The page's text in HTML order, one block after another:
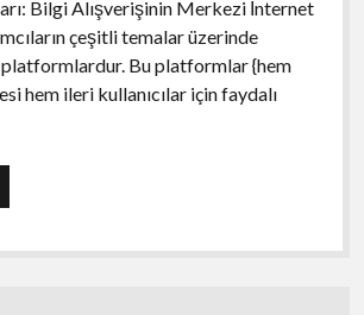
Bilgi Alışverişinin Merkezi İnternet
çeşitli temalar üzerinde
platformlardur. Bu platformlar {hem
hem ileri kullanıcılar için faydalı